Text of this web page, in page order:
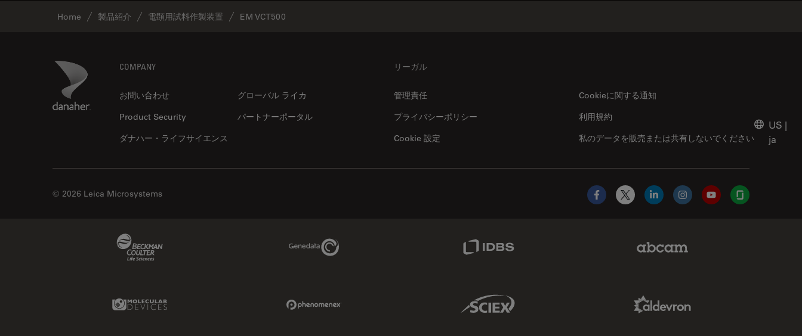
Home 製品紹介 電顕用試料作製装置 EM VCT500
Danaher Logo COMPANY
お問い合わせ
グローバル ライカ
Product Security
パートナーポータル
ダナハー・ライフサイエンス
リーガル
管理責任
Cookieに関する通知
プライバシーポリシー
私のデータを販売または共有しないでください
利用規約
Cookie 設定
US |
ja
© 2026 Leica Microsystems
Facebook
X LinkedInInstagramYouTubeGlassdoor
Genedata Link
Molecular Devices Link Sciex Link